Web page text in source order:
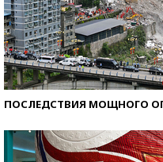
ПОСЛЕДСТВИЯ МОЩНОГО